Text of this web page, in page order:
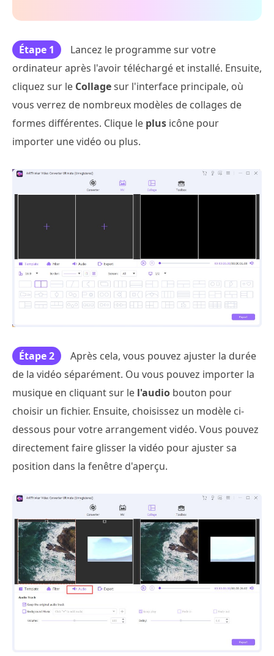
Étape 1
Lancez le programme sur votre
ordinateur après l'avoir téléchargé et installé. Ensuite,
cliquez sur le Collagesur l'interface principale, où
vous verrez de nombreux modèles de collages de
formes différentes. Clique le plus icône pour
importer une vidéo ou plus.
Étape 2
Après cela, vous pouvez ajuster la durée
de la vidéo séparément. Ou vous pouvez importer la
musique en cliquant sur le l'audio bouton pour
choisir un fichier. Ensuite, choisissez un modèle ci-
dessous pour votre arrangement vidéo. Vous pouvez
directement faire glisser la vidéo pour ajuster sa
position dans la fenêtre d'aperçu.